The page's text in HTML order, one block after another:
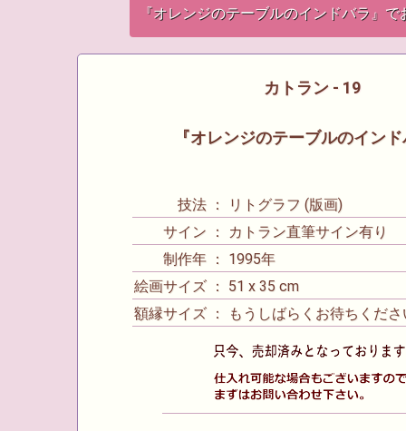
『オレンジのテーブルのインドバラ』
カトラン - 19
『オレンジのテーブルのイン
技法 ： リトグラフ (版画)
サイン ： カトラン直筆サイン有り
制作年 ： 1995年
絵画サイズ ： 51 x 35 cm
額縁サイズ ： もうしばらくお待ちくだ